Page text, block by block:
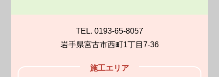
TEL. 0193-65-8057
岩手県宮古市西町1丁目7-36
施工エリア